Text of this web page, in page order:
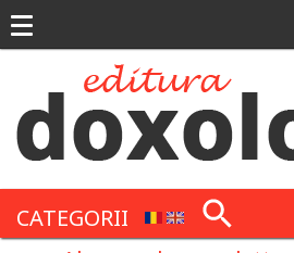
CATEGORII